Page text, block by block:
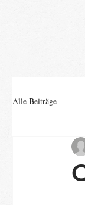
Alle Beiträge